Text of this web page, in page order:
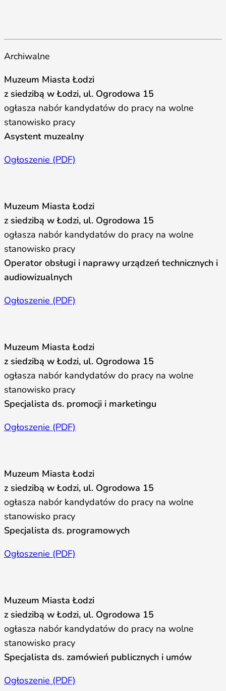
Archiwalne
Muzeum Miasta Łodzi
z siedzibą w Łodzi, ul. Ogrodowa 15
ogłasza nabór kandydatów do pracy na wolne
stanowisko pracy
Asystent muzealny
Ogłoszenie (PDF)
Muzeum Miasta Łodzi
z siedzibą w Łodzi, ul. Ogrodowa 15
ogłasza nabór kandydatów do pracy na wolne
stanowisko pracy
Operator obsługi i naprawy urządzeń technicznych i
audiowizualnych
Ogłoszenie (PDF)
Muzeum Miasta Łodzi
z siedzibą w Łodzi, ul. Ogrodowa 15
ogłasza nabór kandydatów do pracy na wolne
stanowisko pracy
Specjalista ds. promocji i marketingu
Ogłoszenie (PDF)
Muzeum Miasta Łodzi
z siedzibą w Łodzi, ul. Ogrodowa 15
ogłasza nabór kandydatów do pracy na wolne
stanowisko pracy
Specjalista ds. programowych
Ogłoszenie (PDF)
Muzeum Miasta Łodzi
z siedzibą w Łodzi, ul. Ogrodowa 15
ogłasza nabór kandydatów do pracy na wolne
stanowisko pracy
Specjalista ds. zamówień publicznych i umów
Ogłoszenie (PDF)